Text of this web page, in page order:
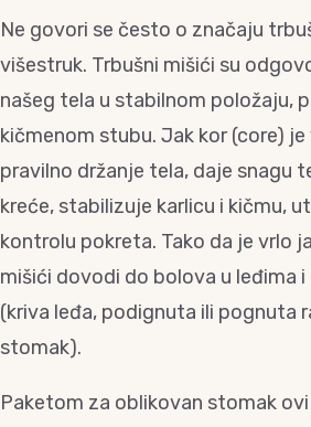
Ne govori se često o značaju
višestruk. Trbušni mišići su
našeg tela u stabilnom položaju,
kičmenom stubu. Jak kor (core)
pravilno držanje tela, daje snagu
kreće, stabilizuje karlicu i kičmu,
kontrolu pokreta. Tako da je vrlo
mišići dovodi do bolova u leđima
(kriva leđa, podignuta ili pognuta
stomak).
Paketom za oblikovan stomak